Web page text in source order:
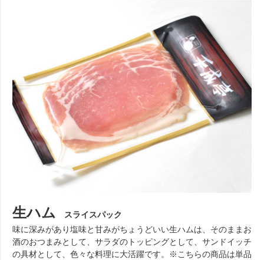
生ハム スライスパック
味に深みがあり塩味と甘みがちょうどいい生ハムは、そのままお
酒のおつまみとして、サラダのトッピングとして、サンドイッチ
の具材として、色々な料理に大活躍です。※こちらの商品は単品